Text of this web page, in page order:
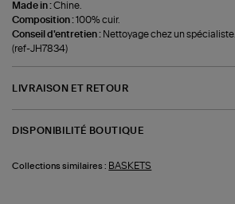
Made in :Chine.
Composition :100% cuir.
Conseil d'entretien : Nettoyage chez un spécialiste.
(ref-JH7834)
LIVRAISON ET RETOUR
DISPONIBILITÉ BOUTIQUE
Collections similaires : BASKETS